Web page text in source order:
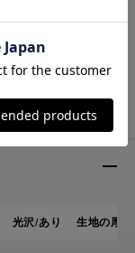
光沢/あり 生地の厚